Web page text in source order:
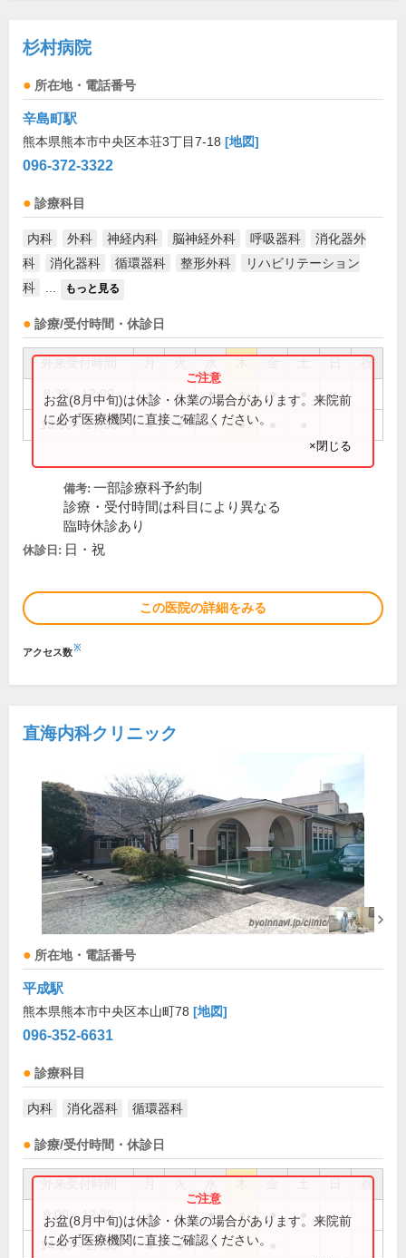
杉村病院
所在地・電話番号
辛島町駅
熊本県熊本市中央区本荘3丁目7-18 [地図]
096-372-3322
診療科目
内科 外科 神経内科 脳神経外科 呼吸器科
消化器外
科
消化器科 循環器科 整形外科
リハビリテーション
科
もっと見る
診療/受付時間・休診日
祝
8:30～12:00 ● ● ● ● ●
13:00～17:30 ● ● ● ●
お盆(8月中旬)は休診・休業の場合があります。来院前
に必ず医療機関に直接ご確認ください。
×閉じる
備考: 一部診療科予約制
診療・受付時間は科目により異なる
臨時休診あり
休診日: 日・祝
この医院の詳細をみる
アクセス数※
直海内科クリニック
所在地・電話番号
平成駅
熊本県熊本市中央区本山町78 [地図]
096-352-6631
診療科目
内科 消化器科 循環器科
診療/受付時間・休診日
祝
9:00～12:30 ● ● ● ● ●
14:30～17:30 ● ● ●
お盆(8月中旬)は休診・休業の場合があります。来院前
に必ず医療機関に直接ご確認ください。